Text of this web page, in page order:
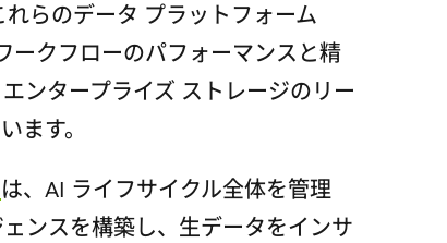
らのデータ プラットフォーム
ークフローのパフォーマンスと精
ンタープライズ ストレージのリー
ます。
は、AI ライフサイクル全体を管理
ンスを構築し、生データをインサ